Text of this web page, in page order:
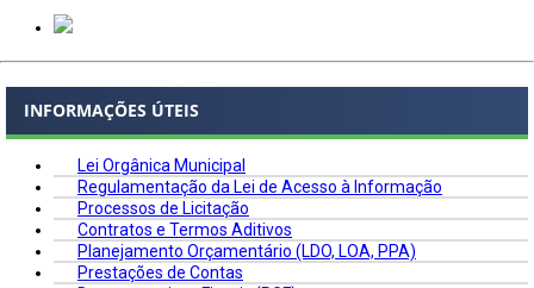
INFORMAÇÕES ÚTEIS
Lei Orgânica Municipal
Regulamentação da Lei de Acesso à Informação
Processos de Licitação
Contratos e Termos Aditivos
Planejamento Orçamentário (LDO, LOA, PPA)
Prestações de Contas